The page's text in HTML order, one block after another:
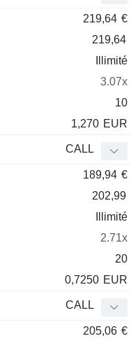
219,64 €
219,64
Illimité
3.07x
10
1,270 EUR
CALL
189,94 €
202,99
Illimité
2.71x
20
0,7250 EUR
CALL
205,06 €